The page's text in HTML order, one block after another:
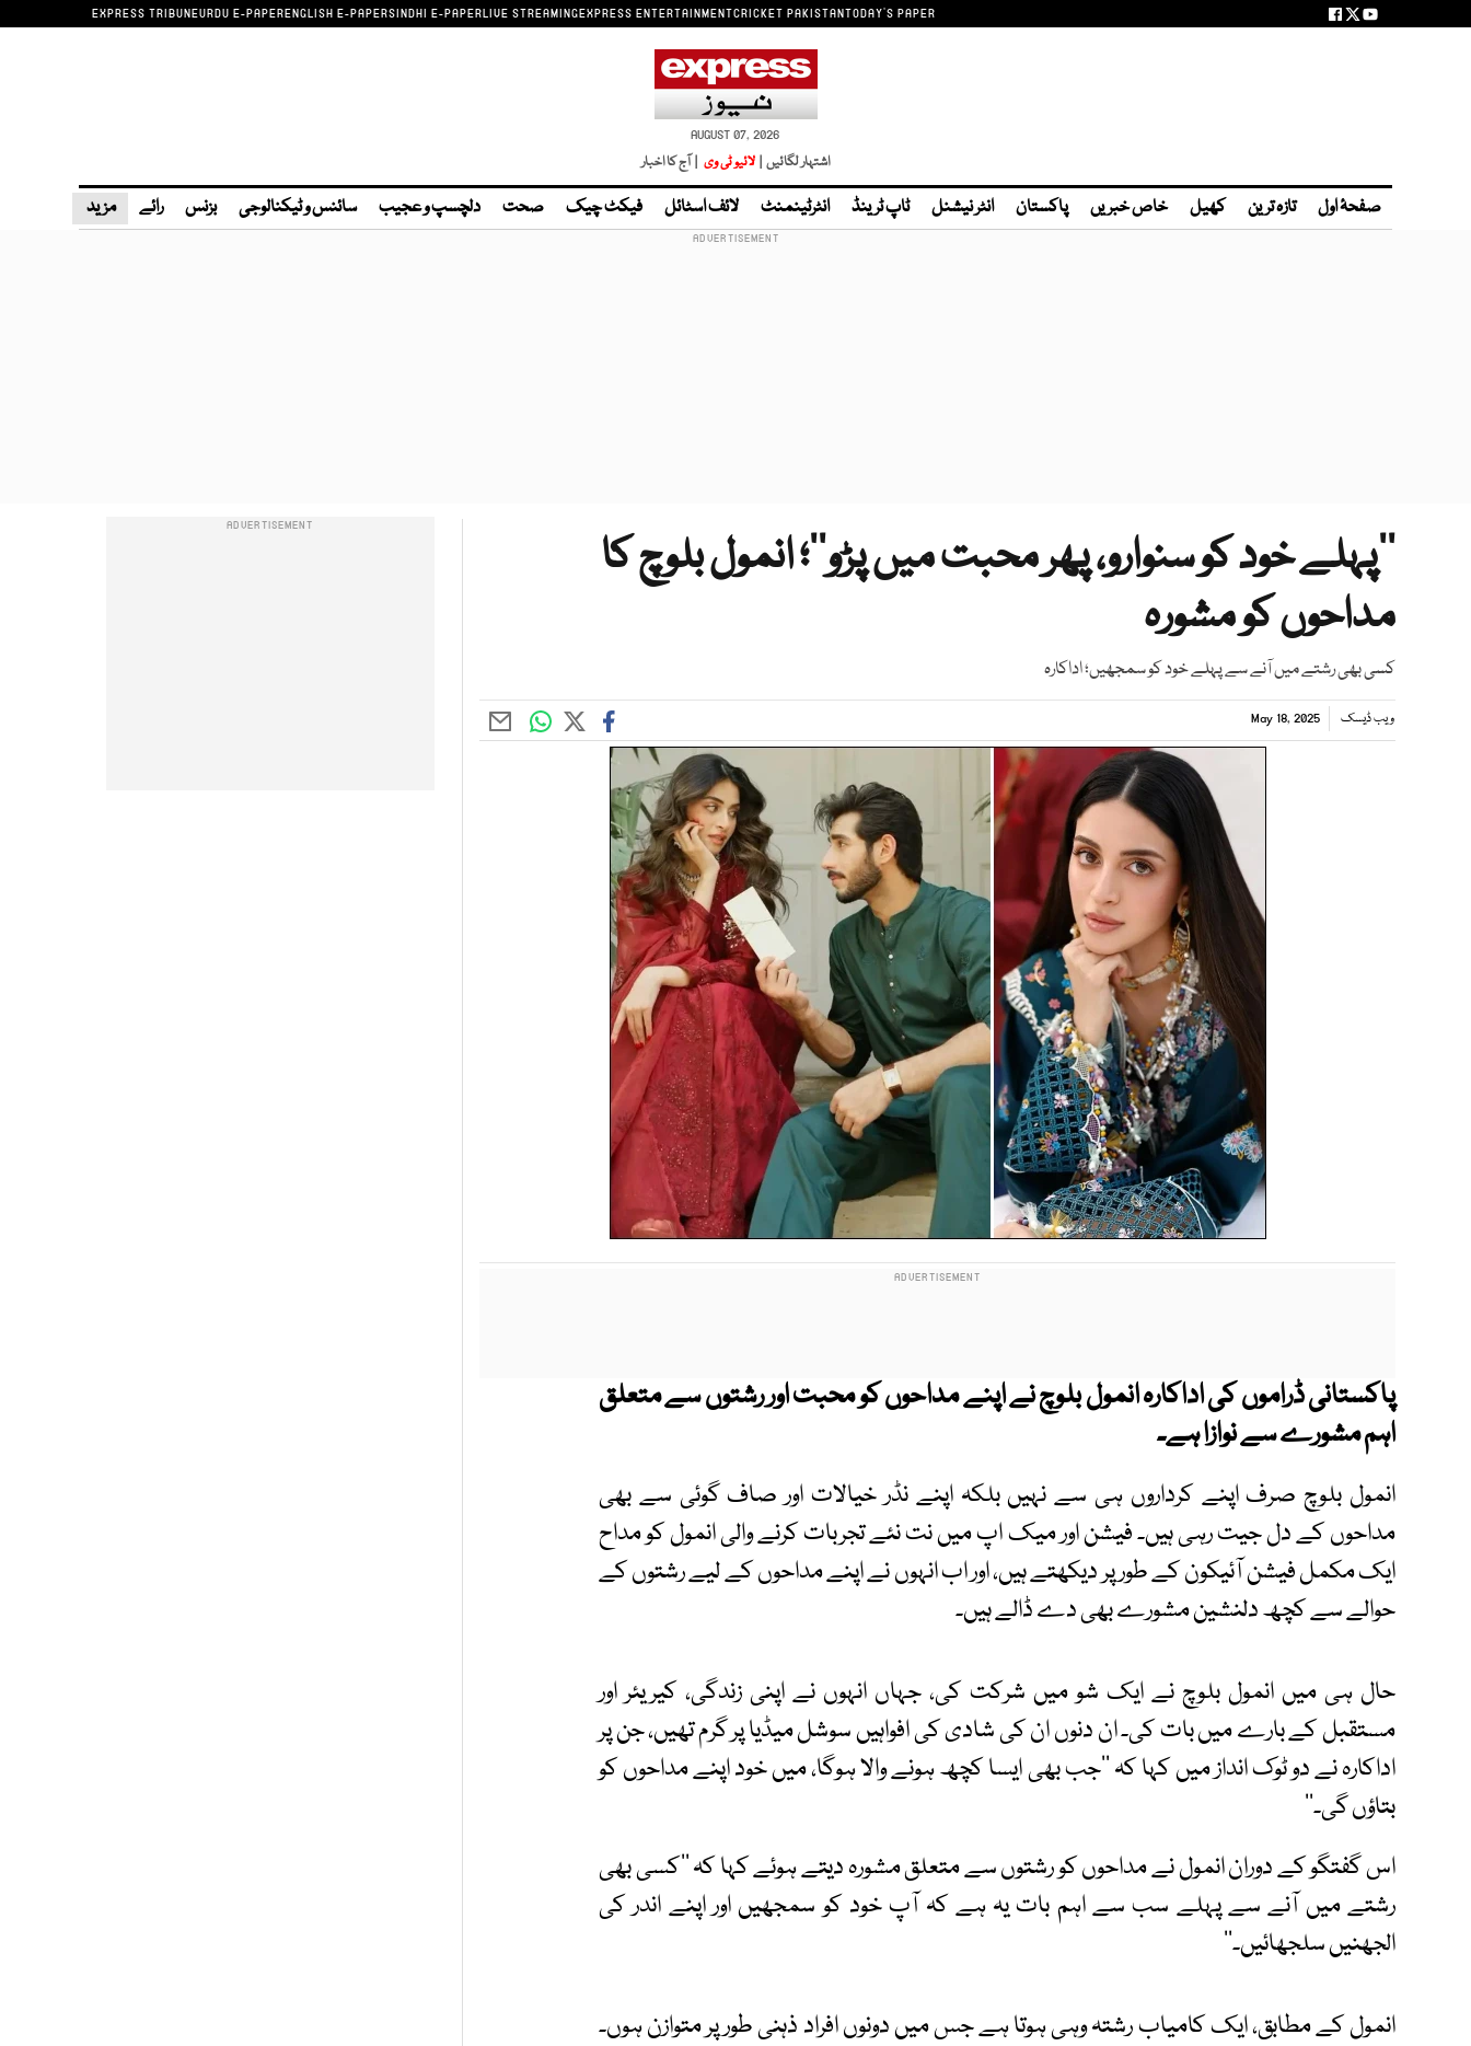
EXPRESS TRIBUNEURDU E-PAPERENGLISH E-PAPERSINDHI E-PAPERLIVE STREAMINGEXPRESS ENTERTAINMENTCRICKET PAKISTANTODAY'S PAPER
AUGUST 07, 2026
اشتہار لگائیں | لائیو ٹی وی | آج کا اخبار
صفحۂ اول تازہ ترین کھیل خاص خبریں پاکستان انٹر نیشنل ٹاپ ٹرینڈ انٹرٹینمنٹ لائف اسٹائل فیکٹ چیک صحت دلچسپ و عجیب سائنس و ٹیکنالوجی بزنس رائے مزید
’’پہلے خود کو سنوارو، پھر محبت میں پڑو‘‘؛ انمول بلوچ کا
مداحوں کو مشورہ
کسی بھی رشتے میں آنے سے پہلے خود کو سمجھیں؛ اداکارہ
ویب ڈیسک May 18, 2025
پاکستانی ڈراموں کی اداکارہ انمول بلوچ نے اپنے مداحوں کو محبت اور رشتوں سے متعلق
اہم مشورے سے نوازا ہے۔
انمول بلوچ صرف اپنے کرداروں ہی سے نہیں بلکہ اپنے نڈر خیالات اور صاف گوئی سے بھی
مداحوں کے دل جیت رہی ہیں۔ فیشن اور میک اپ میں نت نئے تجربات کرنے والی انمول کو مداح
ایک مکمل فیشن آئیکون کے طور پر دیکھتے ہیں، اور اب انہوں نے اپنے مداحوں کے لیے رشتوں کے
حوالے سے کچھ دلنشین مشورے بھی دے ڈالے ہیں۔
حال ہی میں انمول بلوچ نے ایک شو میں شرکت کی، جہاں انہوں نے اپنی زندگی، کیریئر اور
مستقبل کے بارے میں بات کی۔ ان دنوں ان کی شادی کی افواہیں سوشل میڈیا پر گرم تھیں، جن پر
اداکارہ نے دو ٹوک انداز میں کہا کہ ’’جب بھی ایسا کچھ ہونے والا ہوگا، میں خود اپنے مداحوں کو
بتاؤں گی۔‘‘
اس گفتگو کے دوران انمول نے مداحوں کو رشتوں سے متعلق مشورہ دیتے ہوئے کہا کہ ’’کسی بھی
رشتے میں آنے سے پہلے سب سے اہم بات یہ ہے کہ آپ خود کو سمجھیں اور اپنے اندر کی
الجھنیں سلجھائیں۔‘‘
انمول کے مطابق، ایک کامیاب رشتہ وہی ہوتا ہے جس میں دونوں افراد ذہنی طور پر متوازن ہوں۔